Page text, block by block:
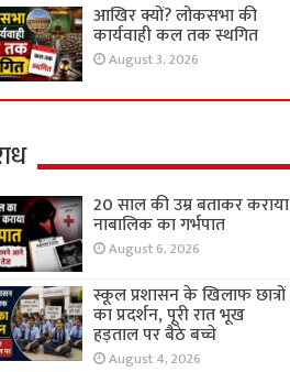
आखिर क्यों? लोकसभा की
कार्यवाही कल तक स्थगित
August 3, 2026
20 साल की उम्र बताकर कराया
नाबालिक का गर्भपात
August 6, 2026
स्कूल प्रशासन के खिलाफ छात्रों
का प्रदर्शन, पूरी रात भूख
हड़ताल पर बैठे बच्चे
August 4, 2026